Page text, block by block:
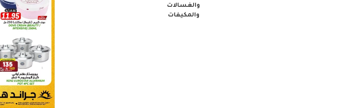
والغسالات
والمكيفات